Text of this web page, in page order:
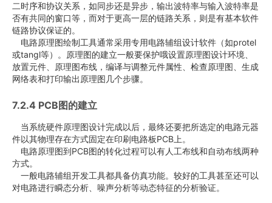
二时序和协议关系，如同步还是异步，输出波特率与输入波特率是
否有共同的窗口等，而对于更高一层的链路关系，则是有基本软件
链路协议保证的。
电路原理图绘制工具通常采用专用电路辅组设计软件（如protel
或tangl等）。原理图的建立一般要保护哦设置原理图设计环境、
放置元件、原理图布线，编译与调整元件属性、检查原理图、生成
网络表和打印输出原理图几个步骤。
7.2.4 PCB图的建立
当系统硬件原理图设计完成以后，最终还要把所选定的电路元器
件以其物理存在方式固定在印刷电路板PCB上。
电路原理图到PCB图的转化过程可以有人工布线和自动布线两种
方式。
一般电路辅组开发工具都具备仿真功能。较好的工具甚至还可以
对电路进行瞬态分析、噪声分析等动态特征的分析验证。